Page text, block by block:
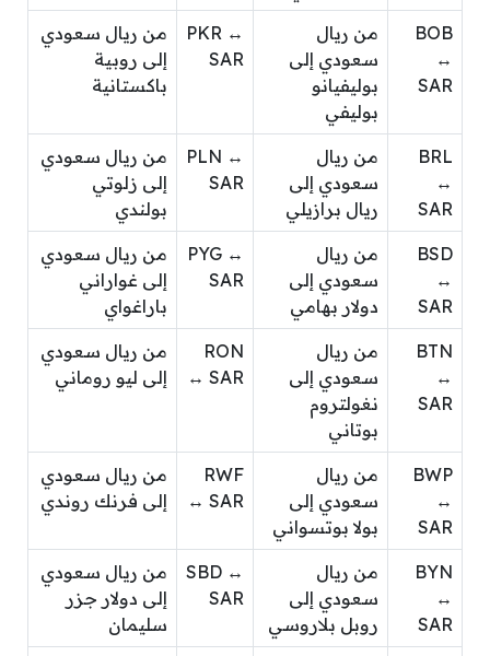
BOB
↔
SAR
من ريال
سعودي إلى
بوليفيانو
بوليفي
PKR ↔
SAR
من ريال سعودي
إلى روبية
باكستانية
BRL
↔
SAR
من ريال
سعودي إلى
ريال برازيلي
PLN ↔
SAR
من ريال سعودي
إلى زلوتي
بولندي
BSD
↔
SAR
من ريال
سعودي إلى
دولار بهامي
PYG ↔
SAR
من ريال سعودي
إلى غواراني
باراغواي
BTN
↔
SAR
من ريال
سعودي إلى
نغولتروم
بوتاني
RON
↔ SAR
من ريال سعودي
إلى ليو روماني
BWP
↔
SAR
من ريال
سعودي إلى
بولا بوتسواني
RWF
↔ SAR
من ريال سعودي
إلى فرنك روندي
BYN
↔
SAR
من ريال
سعودي إلى
روبل بلاروسي
SBD ↔
SAR
من ريال سعودي
إلى دولار جزر
سليمان